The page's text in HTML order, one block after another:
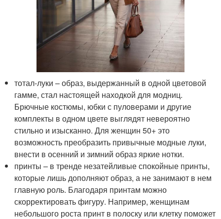
тотал-луки – образ, выдержанный в одной цветовой
гамме, стал настоящей находкой для модниц.
Брючные костюмы, юбки с пуловерами и другие
комплекты в одном цвете выглядят невероятно
стильно и изысканно. Для женщин 50+ это
возможность преобразить привычные модные луки,
внести в осенний и зимний образ яркие нотки.
принты – в тренде незатейливые спокойные принты,
которые лишь дополняют образ, а не занимают в нем
главную роль. Благодаря принтам можно
скорректировать фигуру. Например, женщинам
небольшого роста принт в полоску или клетку поможет